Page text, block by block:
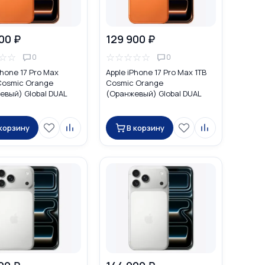
₽
☆ 0
17 Pro Max
Orange
Global DUAL
129 900 ₽
☆☆☆☆☆ 0
Apple iPhone 17 Pro Max 1TB
Cosmic Orange
(Оранжевый) Global DUAL
В корзину